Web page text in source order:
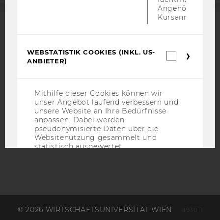
EQUIS AACSB
AMBA
© 2026 WIRTSCHAFTSUNIVERSITÄT WIEN #93011
Angehörige/r für
Kursanmeldung.
WEBSTATISTIK COOKIES (INKL. US-
ANBIETER)
Mithilfe dieser Cookies können wir
unser Angebot laufend verbessern und
unsere Website an Ihre Bedürfnisse
anpassen. Dabei werden
pseudonymisierte Daten über die
Websitenutzung gesammelt und
statistisch ausgewertet.
Matomo.